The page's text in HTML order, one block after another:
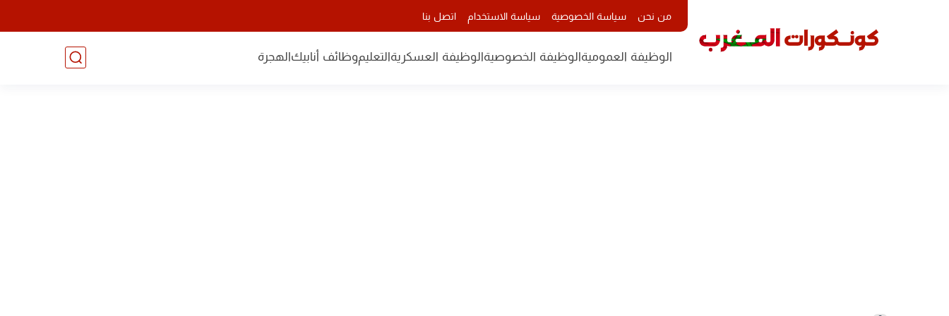
من نحن سياسة الخصوصية سياسة الاستخدام اتصل بنا
الوظيفة العموميةالوظيفة الخصوصيةالوظيفة العسكريةالتعليموظائف أنابيكالهجرة